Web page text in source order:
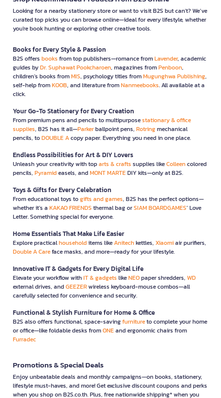
Looking for a nearby stationery store or want to visit B2S but can't? We’ve
curated top picks you can browse online—ideal for every lifestyle, whether
you're book hunting or exploring other creative tools.
Books for Every Style & Passion
B2S offers books from top publishers—romance fromLavender, academic
guides byDr. Suphawat Pookcharoen, magazines fromPenboon,
children’s books fromMIS, psychology titles fromMugunghwa Publishing,
self-help fromKOOB, and literature fromNanmeebooks. All available at a
click.
Your Go-To Stationery for Every Creation
From premium pens and pencils to multipurposestationary & office
supplies, B2S has it all—Parkerballpoint pens, Rotringmechanical
pencils, toDOUBLE Acopy paper. Everything you need in one place.
Endless Possibilities for Art & DIY Lovers
Unleash your creativity with toparts & crafts supplies likeColleencolored
pencils, Pyramideasels, andMONT MARTEDIY kits—only at B2S.
Toys & Gifts for Every Celebration
From educational toys togifts and games, B2S has the perfect options—
whether it’s a KAKAO FRIENDS thermal bag orSIAM BOARDGAMES’ Love
Letter. Something special for everyone.
Home Essentials That Make Life Easier
Explore practicalhouseholditems likeAnitechkettles, Xiaomiair purifiers,
Double A Careface masks, and more—ready for your lifestyle.
Innovative IT & Gadgets for Every Digital Life
Elevate your workflow withIT & gadgets likeNEOpaper shredders, WD
external drives, andGEEZERwireless keyboard-mouse combos—all
carefully selected for convenience and security.
Functional & Stylish Furniture for Home & Office
B2S also offers functional, space-savingfurnitureto complete your home
or office—like foldable desks fromONEand ergonomic chairs from
Furradec
Promotions & Special Deals
Enjoy unbeatable deals and monthly campaigns—on books, stationery,
lifestyle must-haves, and more! Get exclusive discount coupons and perks
when you shop on B2S.co.th. Plus, free nationwide shipping* when you